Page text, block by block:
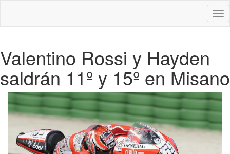
Valentino Rossi y Hayden
saldrán 11º y 15º en Misano